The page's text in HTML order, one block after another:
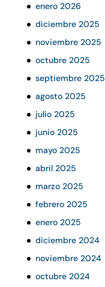
enero 2026
diciembre 2025
noviembre 2025
octubre 2025
septiembre 2025
agosto 2025
julio 2025
junio 2025
mayo 2025
abril 2025
marzo 2025
febrero 2025
enero 2025
diciembre 2024
noviembre 2024
octubre 2024